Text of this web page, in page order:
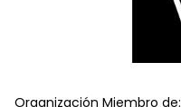
Organización Miembro de: